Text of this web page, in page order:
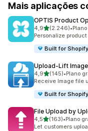
Mais aplicações
OPTIS Product
4,9de 5 estrelas
(2.246)
2246 total de•
Personalize
Built for Shopify
Upload‑Lift
4,9de 5 estrelas
(145)
145 total de
•Plano
Receive Image file
Built for Shopify
File Upload by
4,5de 5 estrelas
(163)
163 total de
•Plano
Let customers